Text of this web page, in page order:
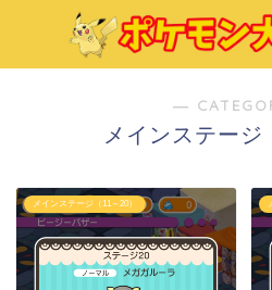
―
メインステージ
メインステージ（11～20）